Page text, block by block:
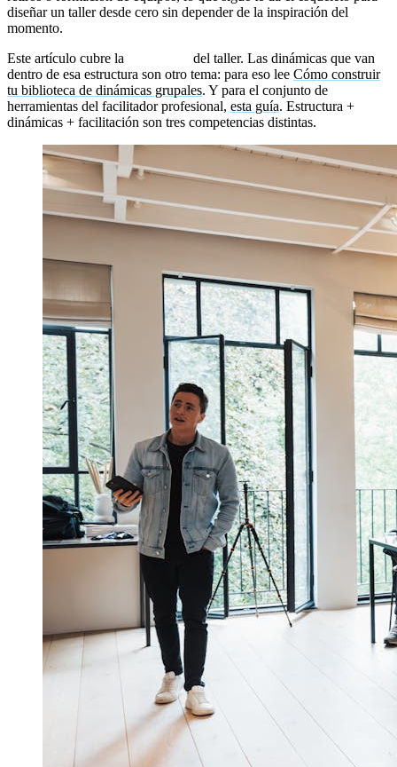
diseñar un taller desde cero sin depender de la inspiración del
momento.
Este artículo cubre la
del taller. Las dinámicas que van
dentro de esa estructura son otro tema: para eso lee Cómo construir
tu biblioteca de dinámicas grupales. Y para el conjunto de
herramientas del facilitador profesional, esta guía. Estructura +
dinámicas + facilitación son tres competencias distintas.